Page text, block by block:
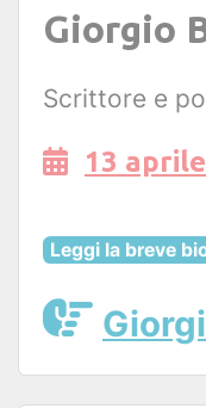
Giorgio
Scrittore e
13
Leggi la breve